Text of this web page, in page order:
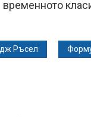
временното
Ръсел